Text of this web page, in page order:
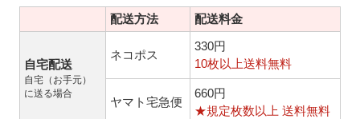
配送方法 配送料金
自宅配送
自宅（お手元）
に送る場合
ネコポス
330円
10枚以上送料無料
ヤマト宅急便
660円
★規定枚数以上 送料無料